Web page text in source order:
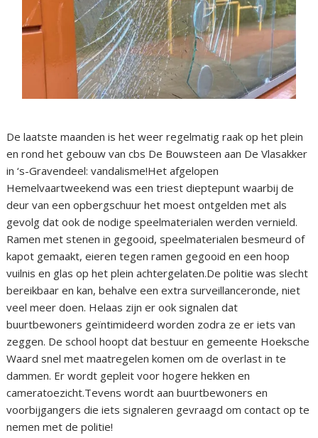
De laatste maanden is het weer regelmatig raak op het plein
en rond het gebouw van cbs De Bouwsteen aan De Vlasakker
in ‘s-Gravendeel: vandalisme!Het afgelopen
Hemelvaartweekend was een triest dieptepunt waarbij de
deur van een opbergschuur het moest ontgelden met als
gevolg dat ook de nodige speelmaterialen werden vernield.
Ramen met stenen in gegooid, speelmaterialen besmeurd of
kapot gemaakt, eieren tegen ramen gegooid en een hoop
vuilnis en glas op het plein achtergelaten.De politie was slecht
bereikbaar en kan, behalve een extra surveillanceronde, niet
veel meer doen. Helaas zijn er ook signalen dat
buurtbewoners geïntimideerd worden zodra ze er iets van
zeggen. De school hoopt dat bestuur en gemeente Hoeksche
Waard snel met maatregelen komen om de overlast in te
dammen. Er wordt gepleit voor hogere hekken en
cameratoezicht.Tevens wordt aan buurtbewoners en
voorbijgangers die iets signaleren gevraagd om contact op te
nemen met de politie!